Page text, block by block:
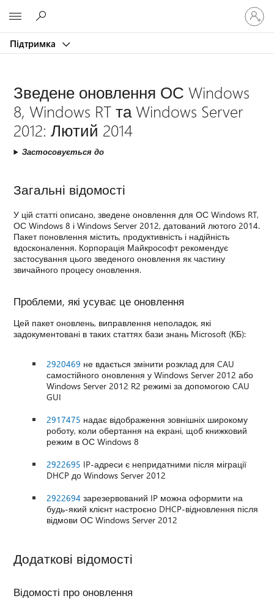
Підтримка
Увійдіть
свій
запис
Зведене оновлення ОС Windows
8, Windows RT та Windows Server
2012: Лютий 2014
Застосовується до
Загальні відомості
У цій статті описано, зведене оновлення для ОС Windows RT,
ОС Windows 8 і Windows Server 2012, датований лютого 2014.
Пакет поновлення містить, продуктивність і надійність
вдосконалення. Корпорація Майкрософт рекомендує
застосування цього зведеного оновлення як частину
звичайного процесу оновлення.
Проблеми, які усуває це оновлення
Цей пакет оновлень, виправлення неполадок, які
задокументовані в таких статтях бази знань Microsoft (КБ):
2920469 не вдається змінити розклад для CAU
самостійного оновлення у Windows Server 2012 або
Windows Server 2012 R2 режимі за допомогою CAU
GUI
2917475 надає відображення зовнішніх широкому
роботу, коли обертання на екрані, щоб книжковий
режим в ОС Windows 8
2922695 IP-адреси є непридатними після міграції
DHCP до Windows Server 2012
2922694 зарезервований IP можна оформити на
будь-який клієнт настроєно DHCP-відновлення після
відмови ОС Windows Server 2012
Додаткові відомості
Відомості про оновлення